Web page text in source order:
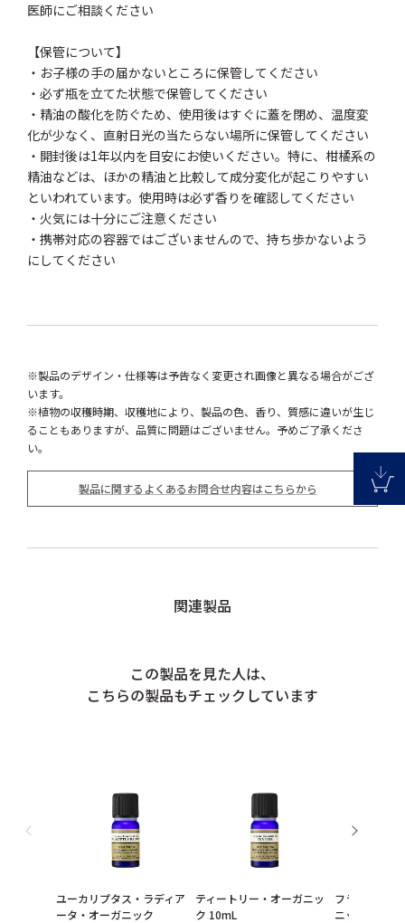
医師にご相談ください
【保管について】
・お子様の手の届かないところに保管してください
・必ず瓶を立てた状態で保管してください
・精油の酸化を防ぐため、使用後はすぐに蓋を閉め、温度変
化が少なく、直射日光の当たらない場所に保管してください
・開封後は1年以内を目安にお使いください。特に、柑橘系の
精油などは、ほかの精油と比較して成分変化が起こりやすい
といわれています。使用時は必ず香りを確認してください
・火気には十分にご注意ください
・携帯対応の容器ではございませんので、持ち歩かないよう
にしてください
※製品のデザイン・仕様等は予告なく変更され画像と異なる場合がござ
います。
※植物の収穫時期、収穫地により、製品の色、香り、質感に違いが生じ
ることもありますが、品質に問題はございません。予めご了承くださ
い。
製品に関するよくあるお問合せ内容はこちらから
関連製品
この製品を見た人は、
こちらの製品もチェックしています
ユーカリプタス・ラディア
ータ・オーガニック
ティートリー・オーガニッ
ク 10mL
フランキンセ
ニック